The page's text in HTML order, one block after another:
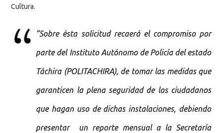
Cultura.
“Sobre ésta solicitud recaerá el compromiso por
parte del Instituto Autónomo de Policía del estado
Táchira (POLITACHIRA), de tomar las medidas que
garanticen la plena seguridad de los ciudadanos
que hagan uso de dichas instalaciones, debiendo
presentar un reporte mensual a la Secretaría